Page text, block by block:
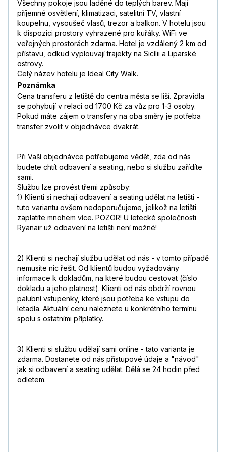
Všechny pokoje jsou laděné do teplých barev. Mají
příjemné osvětlení, klimatizaci, satelitní TV, vlastní
koupelnu, vysoušeč vlasů, trezor a balkon. V hotelu jsou
k dispozici prostory vyhrazené pro kuřáky. WiFi ve
veřejných prostorách zdarma. Hotel je vzdálený 2 km od
přístavu, odkud vyplouvají trajekty na Sicílii a Liparské
ostrovy.
Celý název hotelu je Ideal City Walk.
Poznámka
Cena transferu z letiště do centra města se liší. Zpravidla
se pohybují v relaci od 1700 Kč za vůz pro 1-3 osoby.
Pokud máte zájem o transfery na oba směry je potřeba
transfer zvolit v objednávce dvakrát.
Při Vaší objednávce potřebujeme vědět, zda od nás
budete chtít odbavení a seating, nebo si službu zařídíte
sami.
Službu lze provést třemi způsoby:
1) Klienti si nechají odbavení a seating udělat na letišti -
tuto variantu ovšem nedoporučujeme, jelikož na letišti
zaplatíte mnohem více. POZOR! U letecké společnosti
Ryanair už odbavení na letišti není možné!
2) Klienti si nechají službu udělat od nás - v tomto případě
nemusíte nic řešit. Od klientů budou vyžadovány
informace k dokladům, na které budou cestovat (číslo
dokladu a jeho platnost). Klienti od nás obdrží rovnou
palubní vstupenky, které jsou potřeba ke vstupu do
letadla. Aktuální cenu naleznete u konkrétního termínu
spolu s ostatními příplatky.
3) Klienti si službu udělají sami online - tato varianta je
zdarma. Dostanete od nás přístupové údaje a "návod"
jak si odbavení a seating udělat. Dělá se 24 hodin před
odletem.